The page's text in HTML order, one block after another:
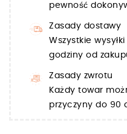
pewność
Zasady dostawy
Wszystkie
godziny od
Zasady zwrotu
Każdy towar
przyczyny do 90